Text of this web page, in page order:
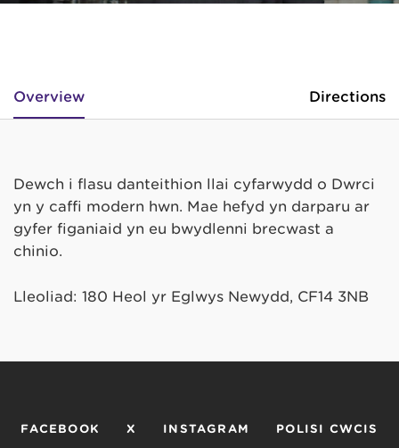
Overview Directions
Dewch i flasu danteithion llai cyfarwydd o Dwrci
yn y caffi modern hwn. Mae hefyd yn darparu ar
gyfer figaniaid yn eu bwydlenni brecwast a
chinio.
Lleoliad: 180 Heol yr Eglwys Newydd, CF14 3NB
FACEBOOK X INSTAGRAM POLISI CWCIS